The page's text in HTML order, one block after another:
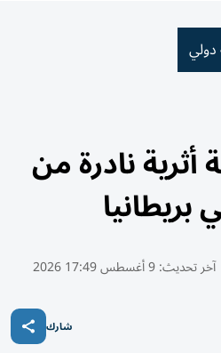
قطعة أثرية نادرة من
آخر تحديث:9 أغسطس 17:49 2026
شارك